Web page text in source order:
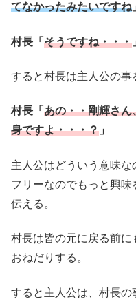
てなかったみたいですね
村長「 そうですね・・・
すると村長は主人公の事
村長「 あの・・剛輝さん
身ですよ・・・？ 」
主人公はどういう意味
フリーなのでもっと興
伝える。
村長は皆の元に戻る前に
おねだりする。
すると主人公は、村長の